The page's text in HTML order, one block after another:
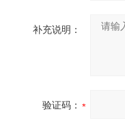
补充说明：
验证码：